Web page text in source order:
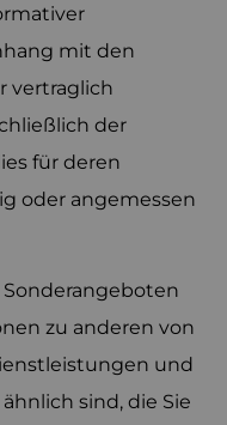
mit den
vertraglich
der
für deren
oder angemessen
zu anderen von
und
sind, die Sie